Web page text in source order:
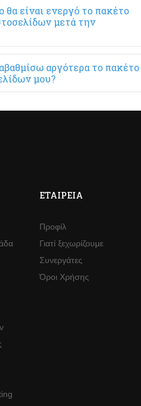
θα είναι ενεργό το πακέτο
μετά την
αργότερα το πακέτο
μου?
ΕΤΑΙΡΕΊΑ
Προφίλ
Γιατί ξεχωρίζουμε
Συνεργάτες
Όροι Χρήσης